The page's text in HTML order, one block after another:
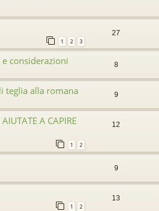
1 2 3
27
considerazioni 8
teglia alla romana 9
A CAPIRE
1 2
12
9
1 2
13